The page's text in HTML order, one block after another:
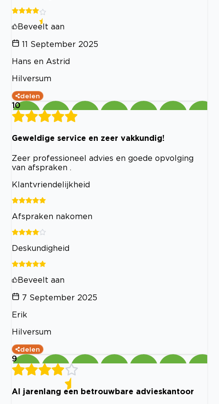
Beveelt aan
11 September 2025
Hans en Astrid
Hilversum
delen
10
Geweldige service en zeer vakkundig!
Zeer professioneel advies en goede opvolging
van afspraken .
Klantvriendelijkheid
Afspraken nakomen
Deskundigheid
Beveelt aan
7 September 2025
Erik
Hilversum
delen
9
Al jarenlang een betrouwbare advieskantoor